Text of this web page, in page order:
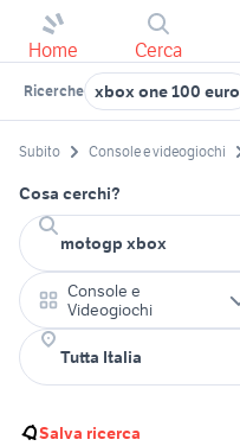
Home Cerca
Ricerche xbox one 100 euro
Subito Console e videogiochi
Cosa cerchi?
Console e
Videogiochi
Salva ricerca